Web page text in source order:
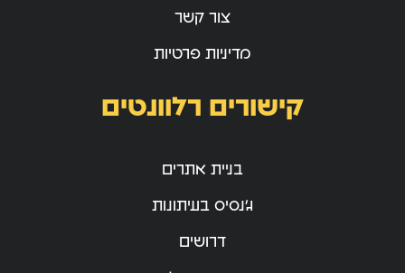
צור קשר
מדיניות פרטיות
קישורים רלוונטים
בניית אתרים
ג’נסיס בעיתונות
דרושים